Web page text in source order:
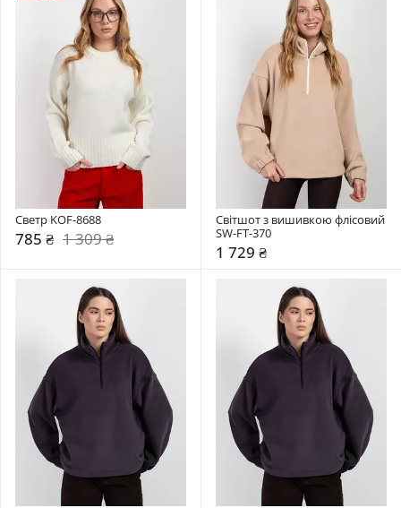
Светр KOF-8688
785 ₴ 1 309 ₴
Світшот з вишивкою флісовий
SW-FT-370
1 729 ₴